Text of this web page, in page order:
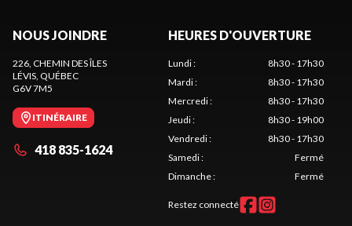
NOUS JOINDRE
226, CHEMIN DES ÎLES
LÉVIS, QUÉBEC
G6V 7M5
ITINÉRAIRE
418 835-1624
HEURES D'OUVERTURE
Lundi:
8h30 - 17h30
Mardi:
8h30 - 17h30
Mercredi:
8h30 - 17h30
Jeudi:
8h30 - 19h00
Vendredi:
8h30 - 17h30
Samedi:
Fermé
Dimanche: Fermé
Restez connecté